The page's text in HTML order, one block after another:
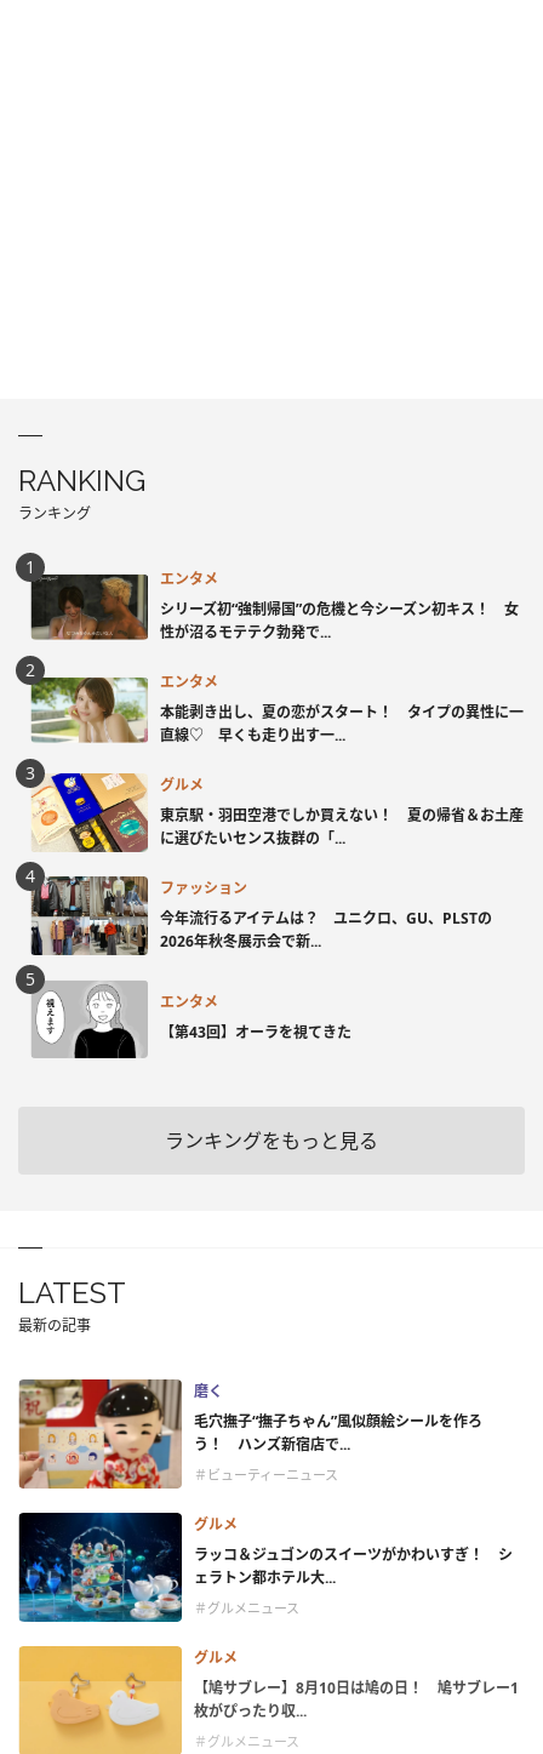
RANKING
ランキング
エンタメ
シリーズ初“強制帰国”の危機と今シーズン初キス！ 女
性が沼るモテテク勃発で...
エンタメ
本能剥き出し、夏の恋がスタート！ タイプの異性に一
直線♡ 早くも走り出す一...
グルメ
東京駅・羽田空港でしか買えない！ 夏の帰省＆お土産
に選びたいセンス抜群の「...
ファッション
今年流行るアイテムは？ ユニクロ、GU、PLSTの
2026年秋冬展示会で新...
エンタメ
【第43回】オーラを視てきた
ランキングをもっと見る
LATEST
最新の記事
磨く
毛穴撫子“撫子ちゃん”風似顔絵シールを作ろ
う！ ハンズ新宿店で...
＃ビューティーニュース
グルメ
ラッコ＆ジュゴンのスイーツがかわいすぎ！ シ
ェラトン都ホテル大...
＃グルメニュース
グルメ
【鳩サブレー】8月10日は鳩の日！ 鳩サブレー1
枚がぴったり収...
＃グルメニュース